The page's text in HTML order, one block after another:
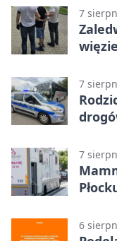
7
7
7
6